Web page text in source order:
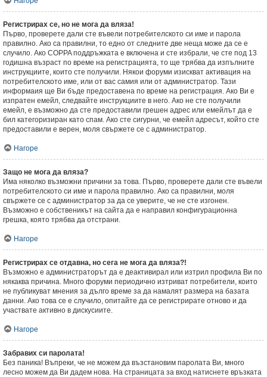
Регистрирах се, но не мога да вляза!
Първо, проверете дали сте въвели потребителското си име и парола
правилно. Ако са правилни, то едно от следните две неща може да се е
случило. Ако COPPA поддръжката е включена и сте избрали, че сте под 13
годишна възраст по време на регистрацията, то ще трябва да изпълните
инструкциите, които сте получили. Някои форуми изискват активация на
потребителското име, или от вас самия или от администратор. Тази
информаия ще Ви бъде предоставена по време на регистрация. Ако Ви е
изпратен емейл, следвайте инструкциите в него. Ако не сте получили
емейл, е възможно да сте предоставили грешен адрес или емейлът да е
бил категоризиран като спам. Ако сте сигурни, че емейл адресът, който сте
предоставили е верен, моля свържете се с администратор.
Нагоре
Защо не мога да вляза?
Има няколко възможни причини за това. Първо, проверете дали сте въвели
потребителското си име и парола правилно. Ако са правилни, моля
свържете се с администратор за да се уверите, че не сте изгонен.
Възможно е собственикът на сайта да е направил конфигурационна
грешка, която трябва да отстрани.
Нагоре
Регистрирах се отдавна, но сега не мога да вляза?!
Възможно е администраторът да е деактивирал или изтрил профила Ви по
някаква причина. Много форуми периодично изтриват потребители, които
не публикуват мнения за дълго време за да намалят размера на базата
данни. Ако това се е случило, опитайте да се регистрирате отново и да
участвате активно в дискусиите.
Нагоре
Забравих си паролата!
Без паника! Въпреки, че не можем да възстановим паролата Ви, много
лесно можем да Ви дадем нова. На страницата за вход натиснете връзката